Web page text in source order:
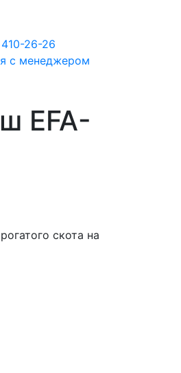
26-26
с менеджером
EFA-
скота на